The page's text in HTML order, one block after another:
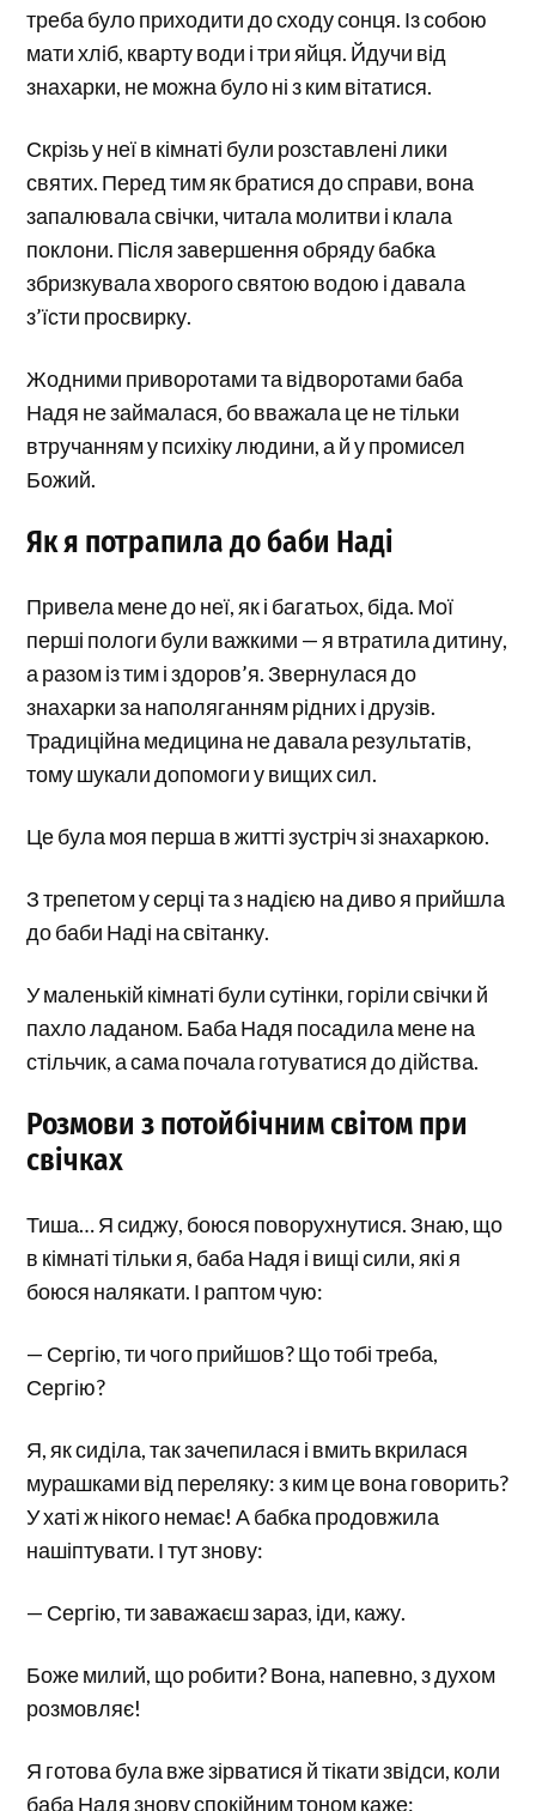
треба було приходити до сходу сонця. Із собою
мати хліб, кварту води і три яйця. Йдучи від
знахарки, не можна було ні з ким вітатися.
Скрізь у неї в кімнаті були розставлені лики
святих. Перед тим як братися до справи, вона
запалювала свічки, читала молитви і клала
поклони. Після завершення обряду бабка
збризкувала хворого святою водою і давала
з’їсти просвирку.
Жодними приворотами та відворотами баба
Надя не займалася, бо вважала це не тільки
втручанням у психіку людини, а й у промисел
Божий.
Як я потрапила до баби Наді
Привела мене до неї, як і багатьох, біда. Мої
перші пологи були важкими — я втратила дитину,
а разом із тим і здоров’я. Звернулася до
знахарки за наполяганням рідних і друзів.
Традиційна медицина не давала результатів,
тому шукали допомоги у вищих сил.
Це була моя перша в житті зустріч зі знахаркою.
З трепетом у серці та з надією на диво я прийшла
до баби Наді на світанку.
У маленькій кімнаті були сутінки, горіли свічки й
пахло ладаном. Баба Надя посадила мене на
стільчик, а сама почала готуватися до дійства.
Розмови з потойбічним світом при
свічках
Тиша… Я сиджу, боюся поворухнутися. Знаю, що
в кімнаті тільки я, баба Надя і вищі сили, які я
боюся налякати. І раптом чую:
— Сергію, ти чого прийшов? Що тобі треба,
Сергію?
Я, як сиділа, так зачепилася і вмить вкрилася
мурашками від переляку: з ким це вона говорить?
У хаті ж нікого немає! А бабка продовжила
нашіптувати. І тут знову:
— Сергію, ти заважаєш зараз, іди, кажу.
Боже милий, що робити? Вона, напевно, з духом
розмовляє!
Я готова була вже зірватися й тікати звідси, коли
баба Надя знову спокійним тоном каже: